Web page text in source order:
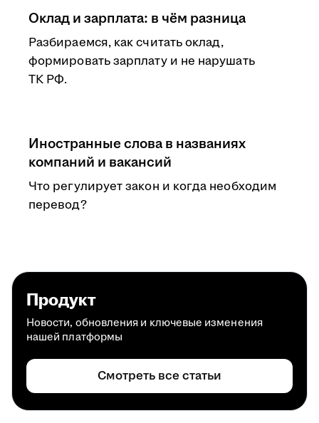
Оклад и зарплата: в чём разница
Разбираемся, как считать оклад,
формировать зарплату и не нарушать
ТК РФ.
Иностранные слова в названиях
компаний и вакансий
Что регулирует закон и когда необходим
перевод?
Продукт
Новости, обновления и ключевые изменения
нашей платформы
Смотреть все статьи